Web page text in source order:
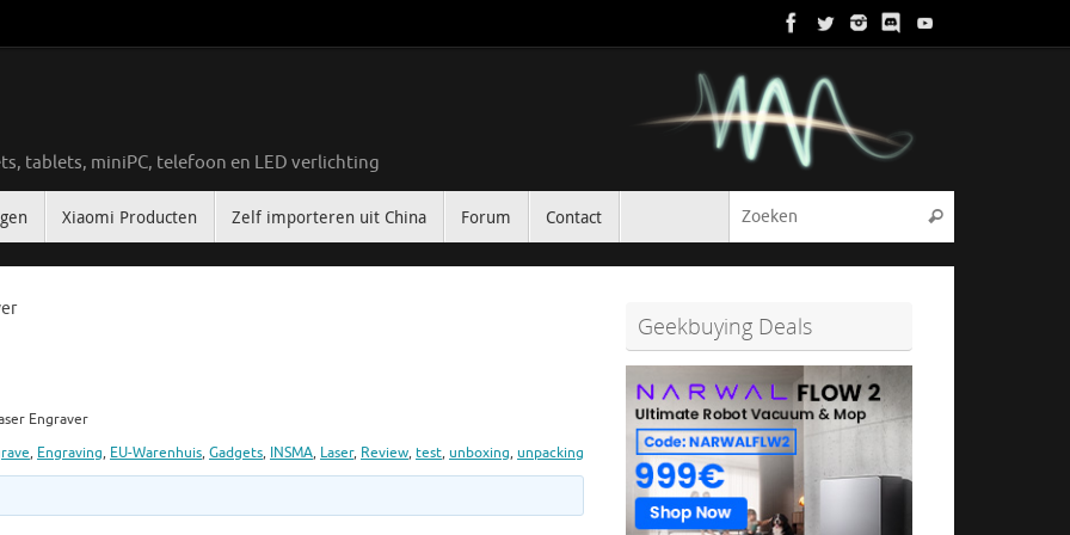
tablets, miniPC, telefoon en LED verlichting
Xiaomi Producten Zelf importeren uit China Forum Contact Zoeken
Engraver
, Engraving, EU-Warenhuis, Gadgets, INSMA, Laser, Review, test, unboxing, unpacking
Geekbuying Deals